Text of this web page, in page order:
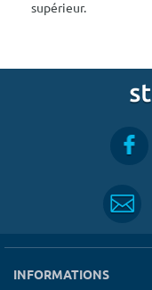
supérieur.
INFORMATIONS